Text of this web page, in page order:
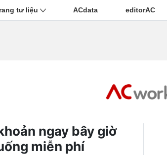
tư liệu ACdata editorAC
ngay bây giờ
miễn phí